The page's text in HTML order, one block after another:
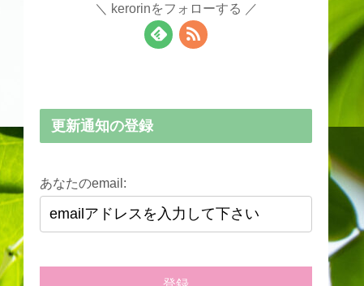
kerorinをフォローする
更新通知の登録
あなたのemail: